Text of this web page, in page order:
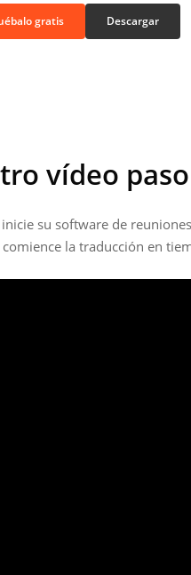
gratis Descargar
vídeo
su software de
la traducción en